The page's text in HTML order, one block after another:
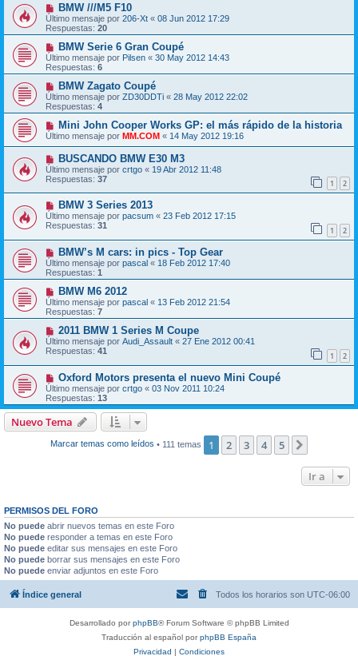
BMW ///M5 F10
Último mensaje por 206-Xt « 08 Jun 2012 17:29
Respuestas: 20
BMW Serie 6 Gran Coupé
Último mensaje por Pilsen « 30 May 2012 14:43
Respuestas: 6
BMW Zagato Coupé
Último mensaje por ZD30DDTi « 28 May 2012 22:02
Respuestas: 4
Mini John Cooper Works GP: el más rápido de la historia
Último mensaje por MM.COM « 14 May 2012 19:16
BUSCANDO BMW E30 M3
Último mensaje por crtgo « 19 Abr 2012 11:48
Respuestas: 37 1 2
BMW 3 Series 2013
Último mensaje por pacsum « 23 Feb 2012 17:15
Respuestas: 31 1 2
BMW’s M cars: in pics - Top Gear
Último mensaje por pascal « 18 Feb 2012 17:40
Respuestas: 1
BMW M6 2012
Último mensaje por pascal « 13 Feb 2012 21:54
Respuestas: 7
2011 BMW 1 Series M Coupe
Último mensaje por Audi_Assault « 27 Ene 2012 00:41
Respuestas: 41 1 2
Oxford Motors presenta el nuevo Mini Coupé
Último mensaje por crtgo « 03 Nov 2011 10:24
Respuestas: 13
Nuevo Tema
Marcar temas como leídos • 111 temas 1 2 3 4 5
Ir a
PERMISOS DEL FORO
No puede abrir nuevos temas en este Foro
No puede responder a temas en este Foro
No puede editar sus mensajes en este Foro
No puede borrar sus mensajes en este Foro
No puede enviar adjuntos en este Foro
Índice general Todos los horarios son UTC-06:00
Desarrollado porphpBB® Forum Software © phpBB Limited
Traducción al español porphpBB España
Privacidad | Condiciones